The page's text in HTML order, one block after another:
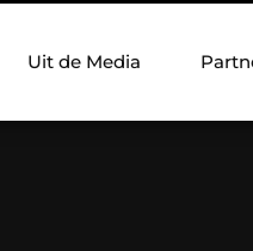
Uit de Media